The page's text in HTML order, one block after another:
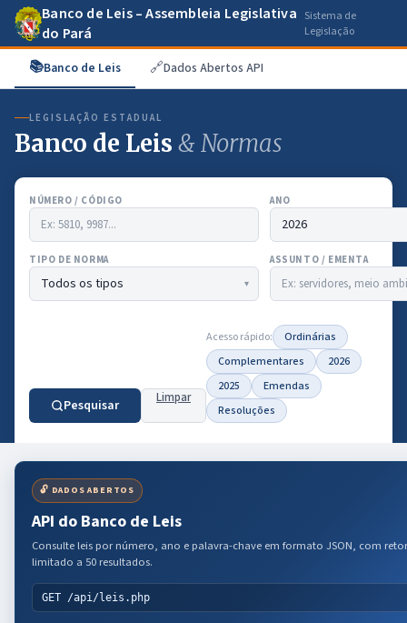
Banco de Leis – Assembleia Legislativa
do Pará
Sistema de
Legislação
📚Banco de Leis 🔗Dados Abertos API
LEGISLAÇÃO ESTADUAL
Banco de Leis & Normas
NÚMERO / CÓDIGO ANO
TIPO DE NORMA ASSUNTO / EMENTA
Pesquisar Limpar
Acesso rápido:
Ordinárias
Complementares
2026
2025
Emendas
Resoluções
🔓 DADOS ABERTOS
API do Banco de Leis
Consulte leis por número, ano e palavra-chave em formato JSON, com
limitado a 50 resultados.
GET /api/leis.php